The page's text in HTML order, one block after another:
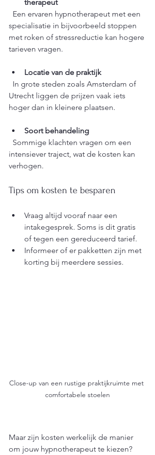
therapeut
specialisatie in bijvoorbeeld stoppen
met roken of stressreductie kan hogere
tarieven vragen.
Locatie van de praktijk
Utrecht liggen de prijzen vaak iets
hoger dan in kleinere plaatsen.
Soort behandeling
intensiever traject, wat de kosten kan
verhogen.
Tips om kosten te besparen
Vraag altijd vooraf naar een
intakegesprek. Soms is dit gratis
of tegen een gereduceerd tarief.
Informeer of er pakketten zijn met
korting bij meerdere sessies.
Close-up van een rustige praktijkruimte met
comfortabele stoelen
Maar zijn kosten werkelijk de manier
om jouw hypnotherapeut te kiezen?